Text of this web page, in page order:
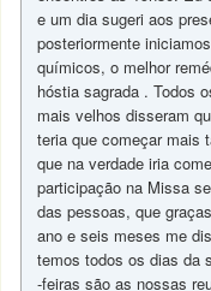
e um dia sugeri aos
posteriormente
químicos, o melhor
hóstia sagrada . Todos
mais velhos disseram
teria que começar mais
que na verdade iria
participação na Missa
das pessoas, que
ano e seis meses me
temos todos os dias da
-feiras são as nossas